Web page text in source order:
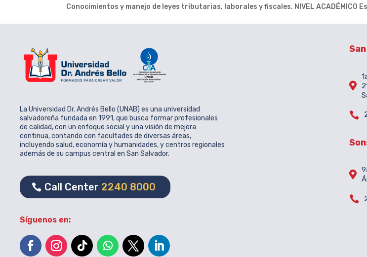
Conocimientos y manejo de leyes tributarias, laborales y fiscales. NIVEL ACADÉMICO
La Universidad Dr. Andrés Bello (UNAB) es una universidad
salvadoreña fundada en 1991, que busca formar profesionales
de calidad, con un enfoque social y una visión de mejora
continua, contando con facultades de diversas áreas,
incluyendo salud, economía y humanidades, y centros regionales
además de su campus central en San Salvador.
Call Center 2240 8000
Síguenos en:



